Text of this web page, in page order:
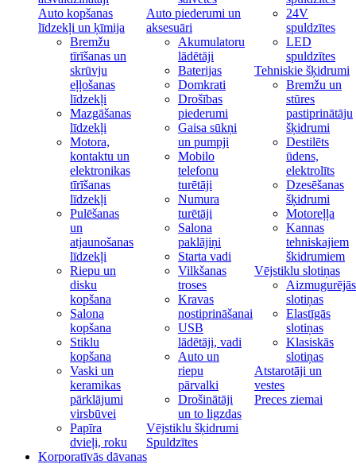
Auto kopšanas
līdzekļi un ķīmija
Bremžu
tīrīšanas un
skrūvju
eļļošanas
līdzekļi
Mazgāšanas
līdzekļi
Motora,
kontaktu un
elektronikas
tīrīšanas
līdzekļi
Pulēšanas
un
atjaunošanas
līdzekļi
Riepu un
disku
kopšana
Salona
kopšana
Stiklu
kopšana
Vaski un
keramikas
pārklājumi
virsbūvei
Papīra
dvieļi, roku
Auto piederumi un
aksesuāri
Akumulatoru
lādētāji
Baterijas
Domkrati
Drošības
piederumi
Gaisa sūkņi
un pumpji
Mobilo
telefonu
turētāji
Numura
turētāji
Salona
paklājiņi
Starta vadi
Vilkšanas
troses
Kravas
nostiprināšanai
USB
lādētāji, vadi
Auto un
riepu
pārvalki
Drošinātāji
un to ligzdas
Vējstiklu šķidrumi
Spuldzītes
24V
spuldzītes
LED
spuldzītes
Tehniskie šķidrumi
Bremžu un
stūres
pastiprinātāju
šķidrumi
Destilēts
ūdens,
elektrolīts
Dzesēšanas
šķidrumi
Motoreļļa
Kannas
tehniskajiem
škidrumiem
Vējstiklu slotiņas
Aizmugurējās
slotiņas
Elastīgās
slotiņas
Klasiskās
slotiņas
Atstarotāji un
vestes
Preces ziemai
Korporatīvās dāvanas